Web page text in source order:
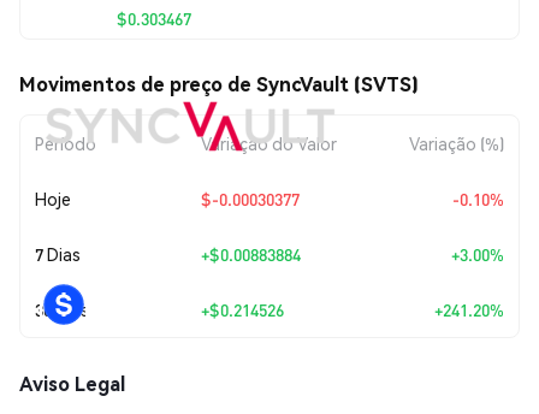
$0.303467
Movimentos de preço de SyncVault (SVTS)
Período Variação do Valor Variação (%)
Hoje $-0.00030377 -0.10%
7 Dias +$0.00883884 +3.00%
30 Dias +$0.214526 +241.20%
Aviso Legal